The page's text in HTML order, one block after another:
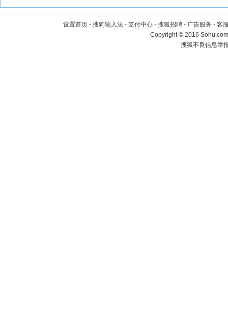
设置首页 - 搜狗输入法 - 支付中心 - 搜狐招聘 - 广告服务 - 客
Copyright©2016
搜狐不良信息举